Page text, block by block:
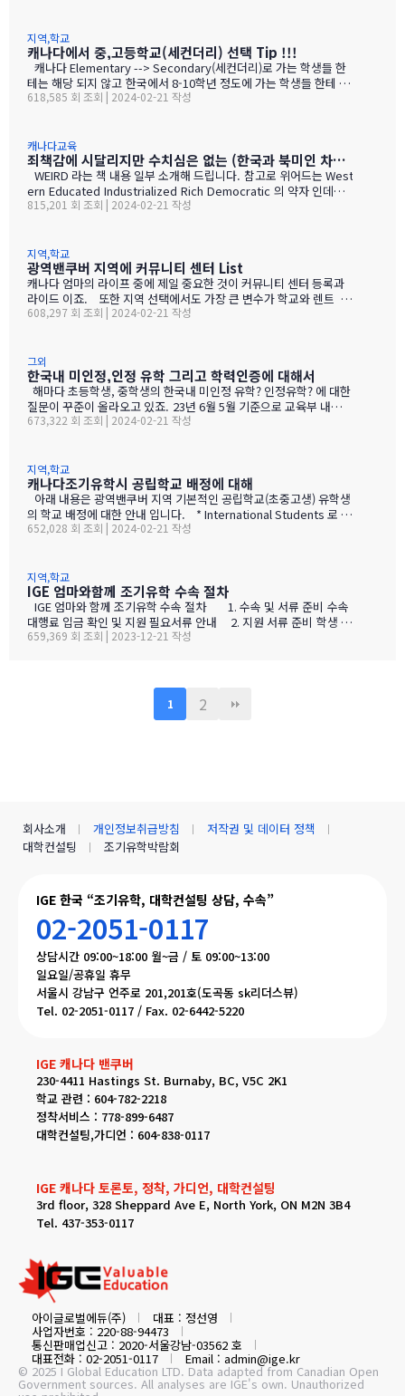
ol), 9-12학년(Secondary School): 코퀴틀람교육청, 아보츠포드
교육청, 빅토리아 교육청 랭리지역의 경우 지역별로 차이가 있으니
유의하시기 바랍니다. 월넛그로브, 사우스 지역: K-7학년(Elementa
ry school), 8-12학년(Secondary School) 윌로비, 다운타운 일
부: K-5학년(Elementary School), 6-8학년(Middle School), 9-
지역,학교
캐나다에서 중,고등학교(세컨더리) 선택 Tip !!!
캐나다 Elementary --> Secondary(세컨더리)로 가는 학생들 한
테는 해당 되지 않고 한국에서 8-10학년 정도에 가는 학생들 한테 해
당 되는 캐유맘 경험과 추천 사항에 대해입니다. 또한 겨우 수백명의
학부모님의 뿌리 깊은 고정 관념에 따르면 캐나다에서도 대학을 잘
가려면 분명 한국 처럼 외고, 과학고 같은 학교나 학군 따져야 하고,
대학 잘보내는 고등학교를 찾아서 자녀를 진학을 시켜야 겟습니다.
이건 미국도 마찬 가지 입니다. 미국에서도 명문 사립 고등학교나 지
역별로 학군을 잘 따져야 하고 대학 잘 보낼수 있는 고등학교를 보내
립학교에 입학이…
618,585 회 조회 | 2024-02-21 작성
캐나다교육
죄책감에 시달리지만 수치심은 없는 (한국과 북미인 차이에서 보는)
WEIRD 라는 책 내용 일부 소개해 드립니다. 참고로 위어드는 West
ern Educated Industrialized Rich Democratic 의 약자 인데요.
저자는 이들이 지구상에 소수 이고 그리고 이상한 존재들? 이라고
하버드대 인간 진화생물학 교수님 이지만 UBC 에서 심리학,경제학
교수님도 하신분 입니다. 통상 북미,유럽인들이 한국,일본에 비해 개
인주의적 성향이라고 하죠. 그래서 이들은 친구,동료,부모,교수 낯
선사람 같은 각기 다른 유형의 관계속에서도 일관된 방식으로 행동을
하는데 비해 한국과 일본은 오직 관계의 맥락 안에서만 일관된 행동
815,201 회 조회 | 2024-02-21 작성
지역,학교
광역밴쿠버 지역에 커뮤니티 센터 List
캐나다 엄마의 라이프 중에 제일 중요한 것이 커뮤니티 센터 등록과
라이드 이죠. 또한 지역 선택에서도 가장 큰 변수가 학교와 렌트 그
리고 커뮤니티 센터의 규모,다양성, 접근성이 되겟습니다. 캐나다
recreation centre 600 West Queens Road North Vancouver,
BC V7N 2L3 Harry Jerome community recreation Centre 123
East 23rd Street No…
608,297 회 조회 | 2024-02-21 작성
그외
한국내 미인정,인정 유학 그리고 학력인증에 대해서
질문이 꾸준이 올라오고 있죠. 23년 6월 5월 기준으로 교육부 내용이
업데이트 되어 다시 올려드립니다^^ 캐나다의 공립, 사립학교들은
지 궁금하신 분들이 많으실것 같네요. 출국 시기쯤 되면 "선생님~
아이 초등학교 담임선생님이 미인정 유학이라는데 맞나요? " 라고 문
의 해주시는 분들이 많아집니다. 말 자체로만 보면 유학 인정이 안
되는거야???? 생각이 드실거에요^^,, 만약 인정이 안된다고 하면 이
전에 유학을 갔다 돌아오는 학생들은 다 안된것일까요???? - 이렇게
673,322 회 조회 | 2024-02-21 작성
지역,학교
캐나다조기유학시 공립학교 배정에 대해
아래 내용은 광역밴쿠버 지역 기본적인 공립학교(초중고생) 유학생
의 학교 배정에 대한 안내 입니다. * International Students 로 입
학시 입니다. (영주권, 시민권자 분들은 집 근처 캐치먼트 학교로 배
서 안내 드리는 것이고 시기별로 상황에 따라서 절차들이 변경 될수
있습니다. 원칙과 룰을 잘 지키는 캐나다 분들 이지만 이분들도 사
람이고 급하고, 절박한 요청인 경우 융통성을 한국분들 보다도 더 잘
내기도 합니다. 유학생의 학교 배정은 해당 지역 교육청의 유학생
담당 부서(International Students Department)에서 진행을 합니
652,028 회 조회 | 2024-02-21 작성
지역,학교
IGE 엄마와함께 조기유학 수속 절차
IGE 엄마와 함께 조기유학 수속 절차 1. 수속 및 서류 준비 수속
대행료 입금 확인 및 지원 필요서류 안내 2. 지원 서류 준비 학생 여
권사본, 최근 2년치 통지표 혹은 생기부, 영문 예방접종확인서, 부모
서 발급 (영업일 기준 20일 내에 학비 납부) (입학을 허가하며 학비를
nce) 교육청 및 학교 학비 송금 확인 후 1주 내로 입학허가서 발급 …
659,369 회 조회 | 2023-12-21 작성
1 2
IGE 한국 “조기유학, 대학컨설팅 상담, 수속”
02-2051-0117
상담시간 09:00~18:00 월~금 / 토 09:00~13:00
일요일/공휴일 휴무
서울시 강남구 언주로 201,201호(도곡동 sk리더스뷰)
Tel. 02-2051-0117 / Fax. 02-6442-5220
IGE 캐나다 밴쿠버
230-4411 Hastings St. Burnaby, BC, V5C 2K1
학교 관련 : 604-782-2218
정착서비스 : 778-899-6487
대학컨설팅,가디언 : 604-838-0117
IGE 캐나다 토론토, 정착, 가디언, 대학컨설팅
3rd floor, 328 Sheppard Ave E, North York, ON M2N 3B4
Tel. 437-353-0117
아이글로벌에듀(주) 대표 : 정선영
사업자번호 : 220-88-94473
통신판매업신고 : 2020-서울강남-03562 호
대표전화 : 02-2051-0117 Email : admin@ige.kr
회사소개 개인정보취급방침
저작권 및 데이터 정책
대학컨설팅
조기유학박람회
© 2025 I Global Education LTD. Data adapted from Canadian Open
Government sources. All analyses are IGE's own. Unauthorized